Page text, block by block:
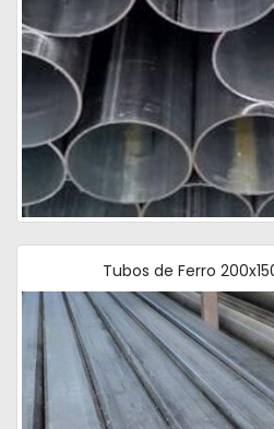
Tubos de Ferro